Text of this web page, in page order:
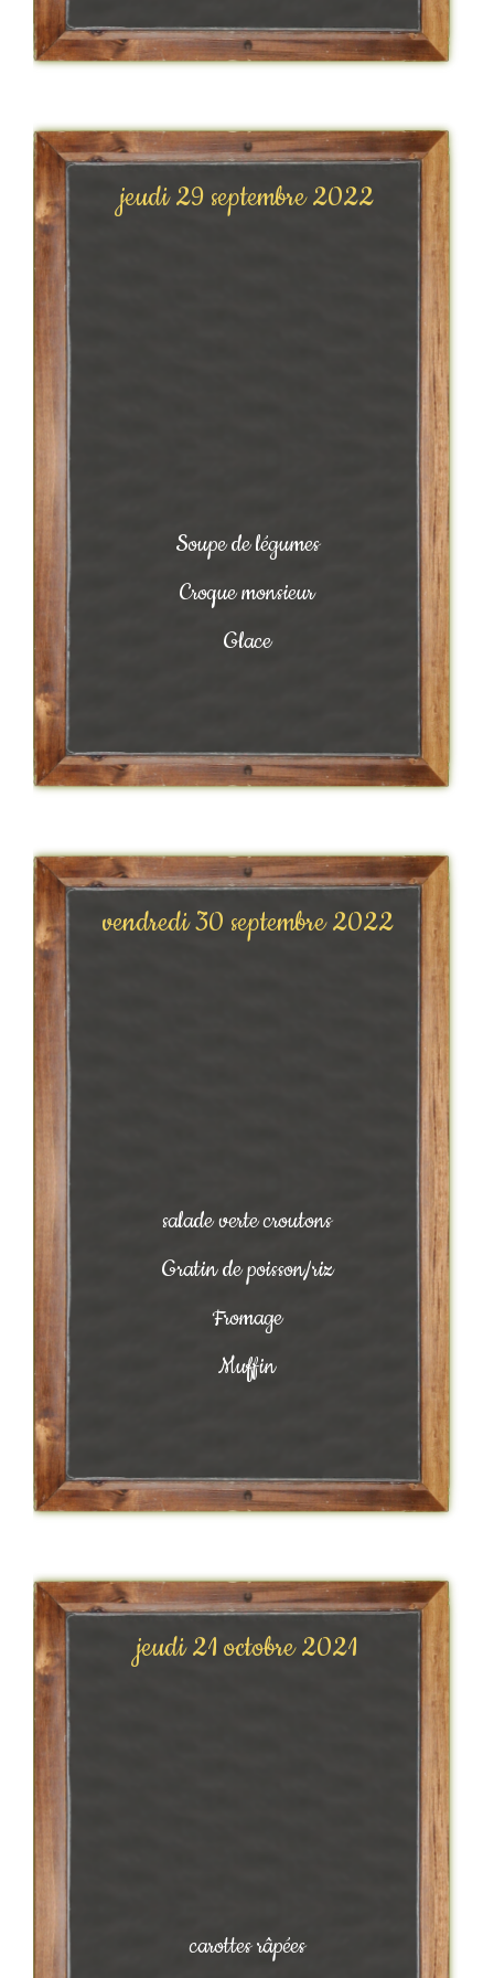
jeudi 29 septembre 2022
Soupe de légumes
Croque monsieur
Glace
vendredi 30 septembre 2022
salade verte croutons
Gratin de poisson/riz
Fromage
Muffin
jeudi 21 octobre 2021
carottes râpées